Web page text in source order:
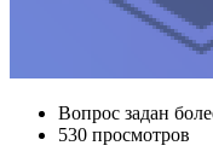
Вопрос задан
530 просмотров